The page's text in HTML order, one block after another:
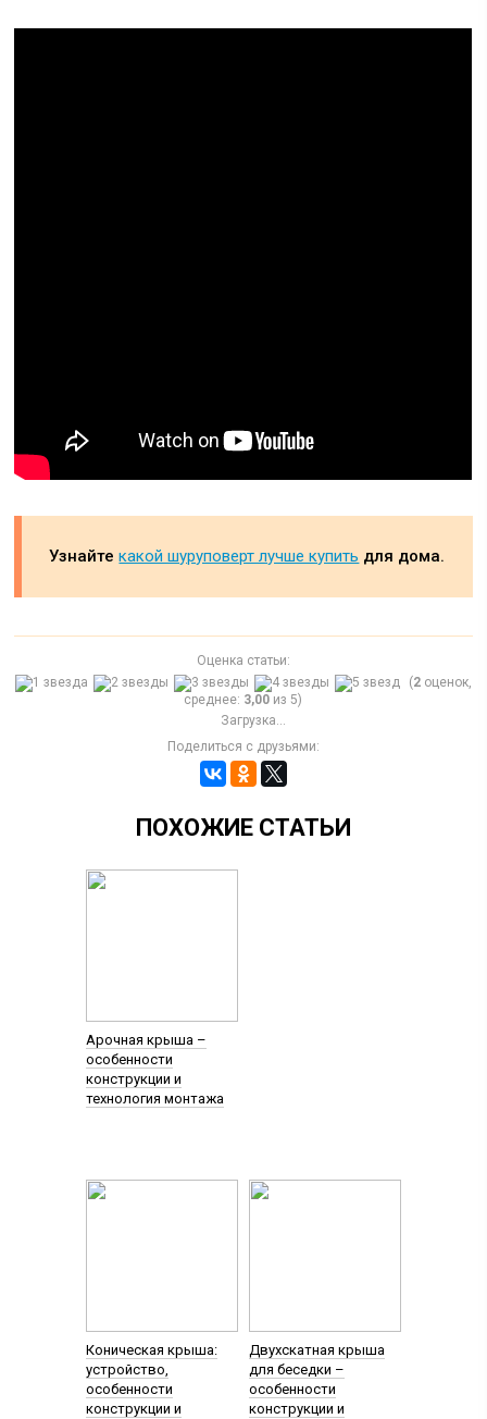
Узнайтекакой шуруповерт лучше купить для дома.
Оценка статьи:
(2оценок,
среднее: 3,00 из 5)
Загрузка...
Поделиться с друзьями:
ПОХОЖИЕ СТАТЬИ
Арочная крыша –
особенности
конструкции и
технология монтажа
Коническая крыша:
устройство,
особенности
конструкции и
Двухскатная крыша
для беседки –
особенности
конструкции и